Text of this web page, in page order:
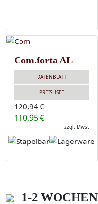
Com.forta AL
DATENBLATT
PREISLISTE
120,94 €
110,95 €
zzgl. Mwst
1-2 WOCHEN